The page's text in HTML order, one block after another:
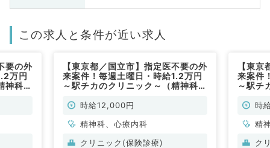
この求人と条件が近い求人
要の外
万円
神科／
【東京都／国立市】指定医不要の外
来案件！毎週土曜日・時給1.2万円
～駅チカのクリニック～（精神科／
時給12,000円
精神科、心療内科
クリニック(保険診療)
【東
来案件
～駅チ
時
精
ク